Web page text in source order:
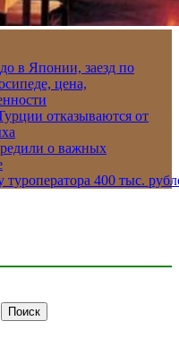
в Японии, заезд по
цена,
отказываются от
о важных
туроператора 400 тыс.